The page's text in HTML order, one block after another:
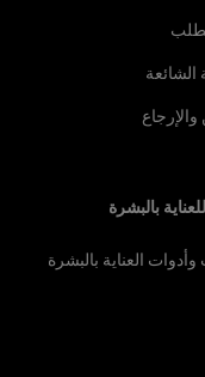
الشائعة
بالبشرة
العناية بالبشرة